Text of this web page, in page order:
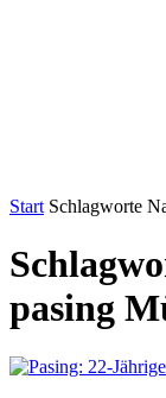
Start Schlagworte
pasing